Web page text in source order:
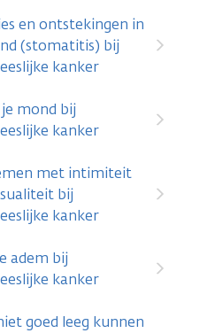
en ontstekingen in
(stomatitis) bij
kanker
mond bij
kanker
met intimiteit
bij
kanker
adem bij
kanker
goed leeg kunnen